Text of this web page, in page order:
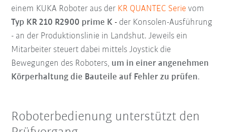
einem KUKA Roboter aus der KR QUANTEC Serievom
Typ KR 210 R2900 prime K - der Konsolen-Ausführung
- an der Produktionslinie in Landshut. Jeweils ein
Mitarbeiter steuert dabei mittels Joystick die
Bewegungen des Roboters, um in einer angenehmen
Körperhaltung die Bauteile auf Fehler zu prüfen.
Roboterbedienung unterstützt den